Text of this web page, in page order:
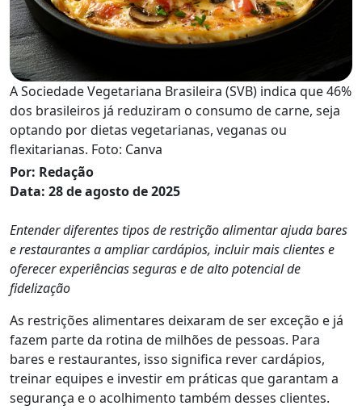
A Sociedade Vegetariana Brasileira (SVB) indica que 46%
dos brasileiros já reduziram o consumo de carne, seja
optando por dietas vegetarianas, veganas ou
flexitarianas. Foto: Canva
Por: Redação
Data: 28 de agosto de 2025
Entender diferentes tipos de restrição alimentar ajuda bares
e restaurantes a ampliar cardápios, incluir mais clientes e
oferecer experiências seguras e de alto potencial de
fidelização
As restrições alimentares deixaram de ser exceção e já
fazem parte da rotina de milhões de pessoas. Para
bares e restaurantes, isso significa rever cardápios,
treinar equipes e investir em práticas que garantam a
segurança e o acolhimento também desses clientes.